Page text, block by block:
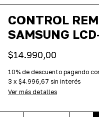
CONTROL
SAMSUNG
$14.990,00
10% de descuento pagando
3 x $4.996,67 sin interés
Ver más detalles